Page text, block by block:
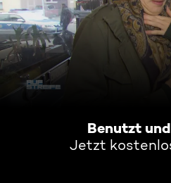
Benutzt
Jetzt